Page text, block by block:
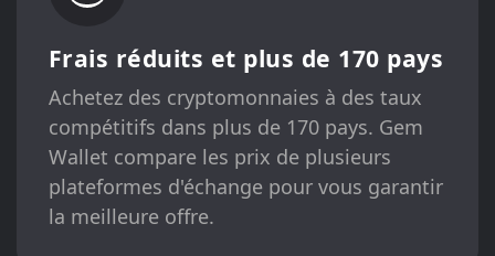
Frais réduits et plus de 170 pays
Achetez des cryptomonnaies à des taux
compétitifs dans plus de 170 pays. Gem
Wallet compare les prix de plusieurs
plateformes d'échange pour vous garantir
la meilleure offre.